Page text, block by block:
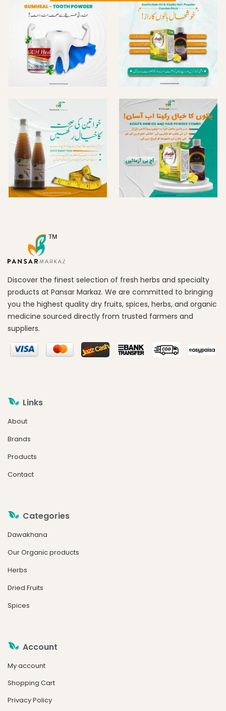
Discover the finest selection of fresh herbs and specialty
products at Pansar Markaz. We are committed to bringing
you the highest quality dry fruits, spices, herbs, and organic
medicine sourced directly from trusted farmers and
suppliers.
Links
About
Brands
Products
Contact
Categories
Dawakhana
Our Organic products
Herbs
Dried Fruits
Spices
Account
My account
Shopping Cart
Privacy Policy